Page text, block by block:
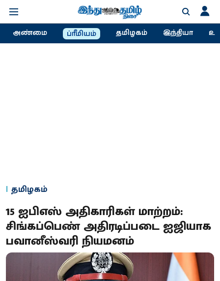
அண்மை ப்ரீமியம் தமிழகம் இந்தியா
தமிழகம்
15 ஐபிஎஸ் அதிகாரிகள் மாற்றம்:
சிங்கப்பெண் அதிரடிப்படை ஐஜியாக
பவானீஸ்வரி நியமனம்